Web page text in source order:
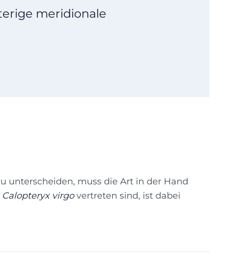
meridionale
unterscheiden, muss die Art in der Hand
Calopteryx virgovertreten sind, ist dabei